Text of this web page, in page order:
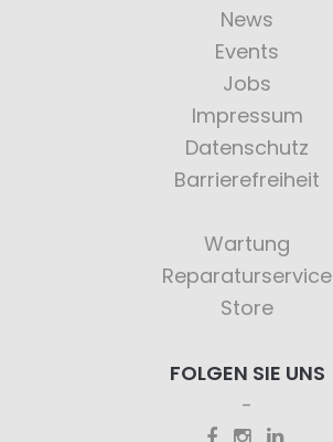
News
Events
Jobs
Impressum
Datenschutz
Barrierefreiheit
Wartung
Reparaturservice
Store
FOLGEN SIE UNS